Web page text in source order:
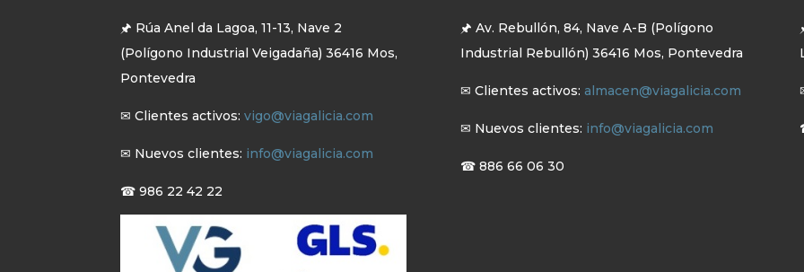
🖈 Rúa Anel da Lagoa, 11-13, Nave 2
(Polígono Industrial Veigadaña) 36416 Mos,
Pontevedra
✉ Clientes activos:vigo@viagalicia.com
✉ Nuevos clientes: info@viagalicia.com
☎ 986 22 42 22
🖈 Av. Rebullón, 84, Nave A-B (Polígono
Industrial Rebullón) 36416 Mos, Pontevedra
✉ Clientes activos: almacen@viagalicia.com
✉ Nuevos clientes: info@viagalicia.com
☎ 886 66 06 30